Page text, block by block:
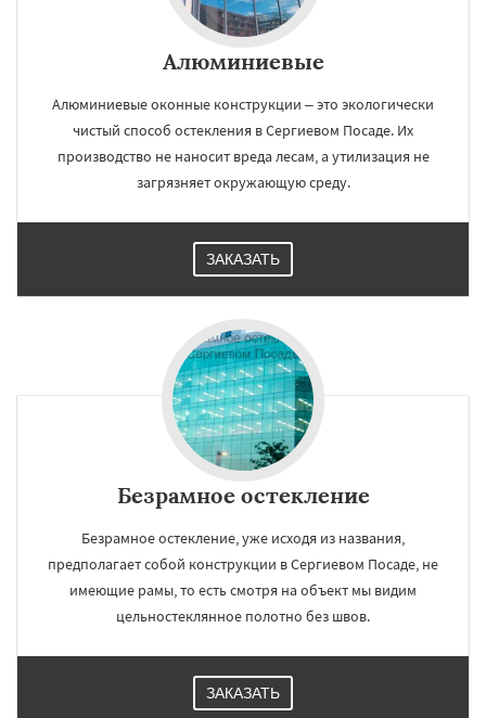
Алюминиевые
Алюминиевые оконные конструкции – это экологически
чистый способ остекления в Сергиевом Посаде. Их
производство не наносит вреда лесам, а утилизация не
загрязняет окружающую среду.
ЗАКАЗАТЬ
Безрамное остекление
Безрамное остекление, уже исходя из названия,
предполагает собой конструкции в Сергиевом Посаде, не
имеющие рамы, то есть смотря на объект мы видим
цельностеклянное полотно без швов.
ЗАКАЗАТЬ